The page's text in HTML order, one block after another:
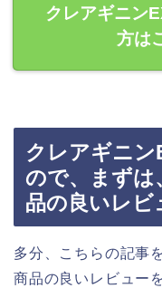
クレアギニン
方は
クレアギニン
ので、まずは
品の良いレビ
多分、こちらの記事
商品の良いレビュー